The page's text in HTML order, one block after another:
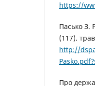
https://
Пасько З.
(117).
http://
Про